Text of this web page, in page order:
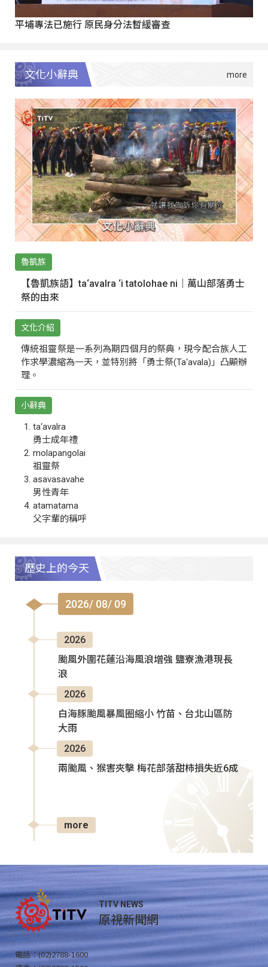
平埔專法已施行 原民身分法暫緩審查
文化小辭典
魯凱族
【魯凱族語】ta‘avalra ‘i tatolohae ni｜萬山部落勇士
祭的由來
文化介紹
傳統祖靈祭是一系列為期四個月的祭典，現今配合族人工
作求學濃縮為一天，並特別將「勇士祭(Ta‘avala)」凸顯辦
理。
小辭典
ta‘avalra
勇士成年禮
molapangolai
祖靈祭
asavasavahe
男性青年
atamatama
父字輩的稱呼
歷史上的今天
2026/ 08/ 09
2026
颱風外圍花蓮沿海風浪增強 鹽寮漁港現長
浪
2026
白海豚颱風暴風圈縮小 竹苗、台北山區防
大雨
2026
兩颱風、猴害夾擊 梅花部落甜柿損失近6成
more
TITV NEWS
原視新聞網
電話：(02)2788-1600